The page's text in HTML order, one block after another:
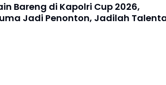
Bareng di Kapolri Cup 2026,
Jadi Penonton, Jadilah